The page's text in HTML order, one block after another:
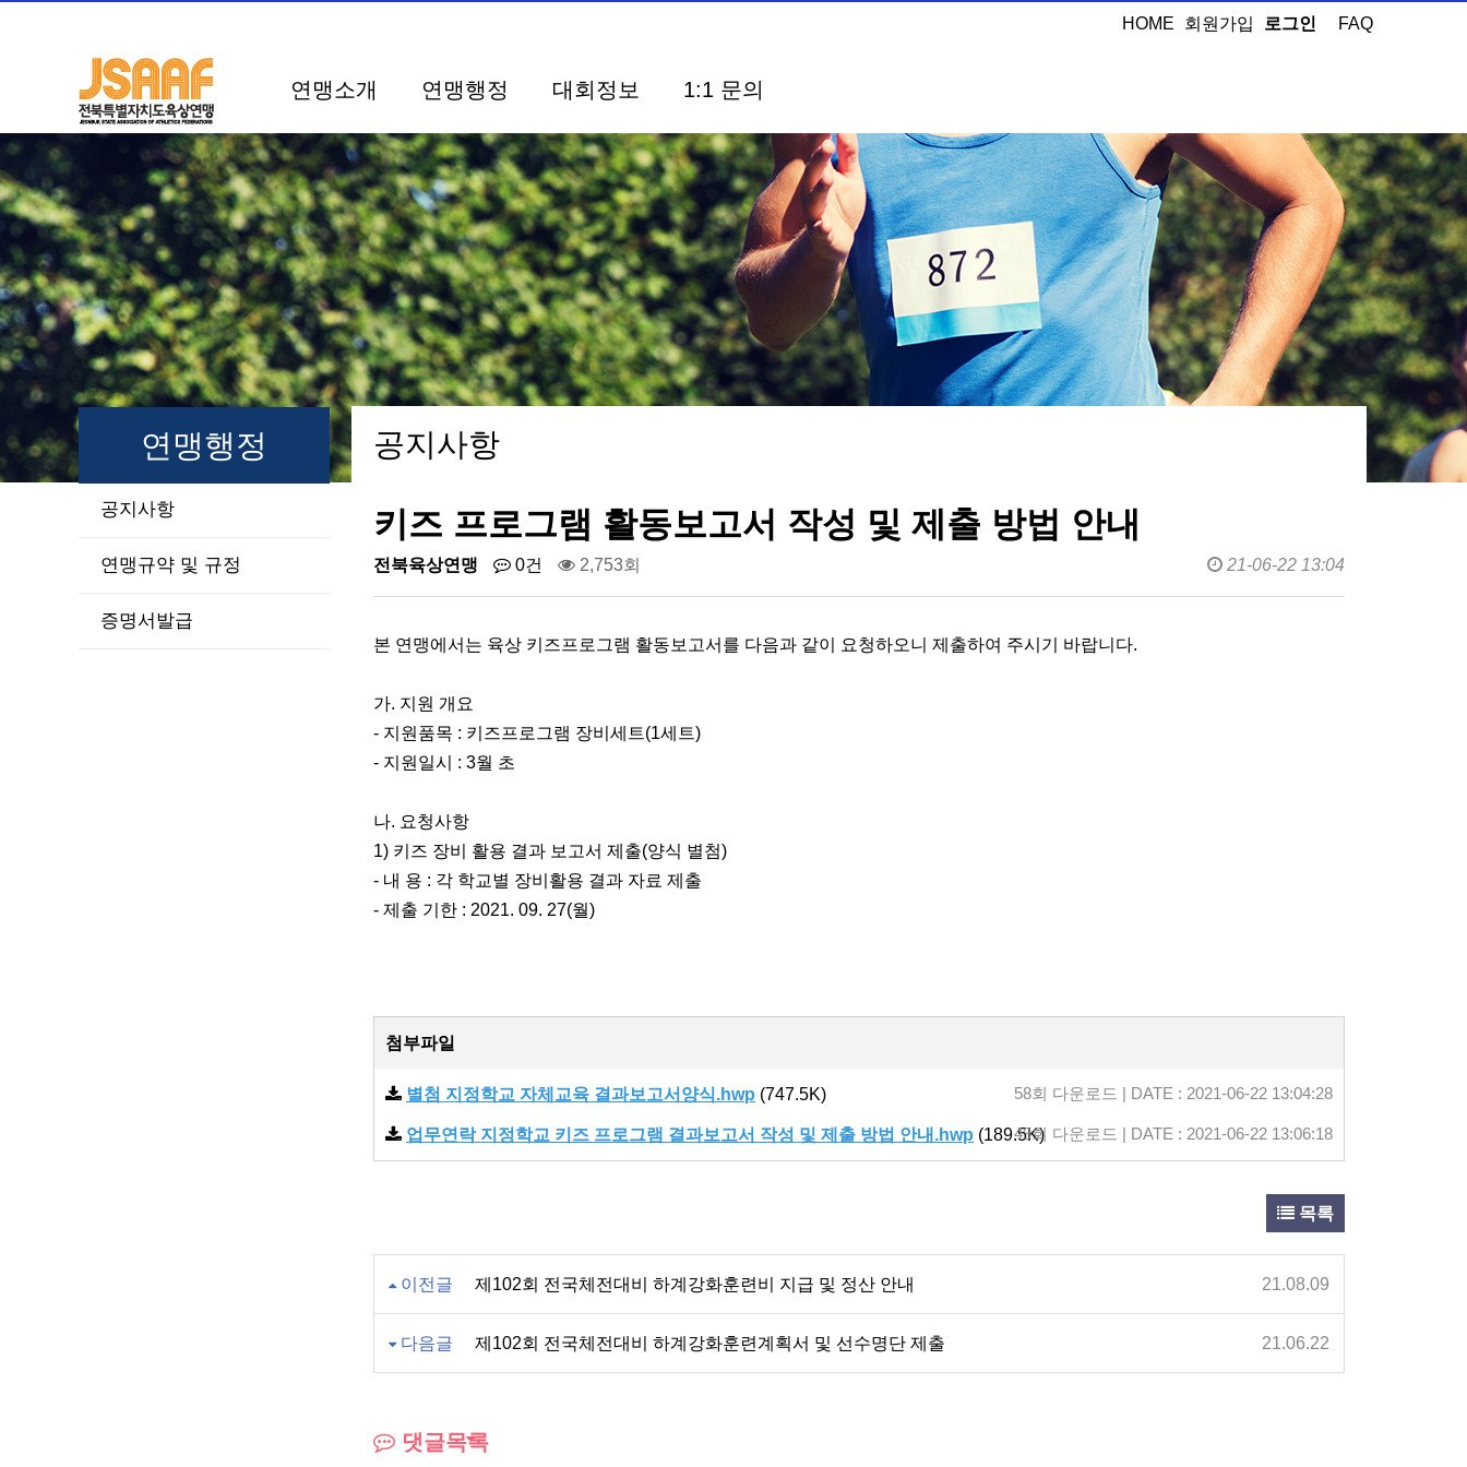
HOME 회원가입 로그인 FAQ
연맹소개 연맹행정 대회정보 1:1 문의
연맹행정
공지사항
연맹규약 및 규정
증명서발급
공지사항
키즈 프로그램 활동보고서 작성 및 제출 방법 안내
전북육상연맹 0건 2,753회 21-06-22 13:04
본 연맹에서는 육상 키즈프로그램 활동보고서를 다음과 같이 요청하오니 제출하여 주시기 바랍니다.
가. 지원 개요
- 지원품목 : 키즈프로그램 장비세트(1세트)
- 지원일시 : 3월 초
나. 요청사항
1) 키즈 장비 활용 결과 보고서 제출(양식 별첨)
- 내 용 : 각 학교별 장비활용 결과 자료 제출
- 제출 기한 : 2021. 09. 27(월)
첨부파일
별첨 지정학교 자체교육 결과보고서양식.hwp (747.5K) 58회 다운로드 | DATE : 2021-06-22 13:04:28
업무연락 지정학교 키즈 프로그램 결과보고서 작성 및 제출 방법 안내.hwp (189.5K)49회 다운로드 | DATE : 2021-06-22 13:06:18
목록
이전글 제102회 전국체전대비 하계강화훈련비 지급 및 정산 안내 21.08.09
다음글 제102회 전국체전대비 하계강화훈련계획서 및 선수명단 제출 21.06.22
댓글목록